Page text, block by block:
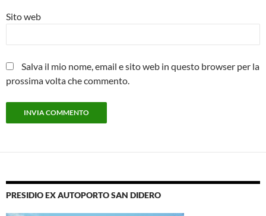
Sito web
Salva il mio nome, email e sito web in questo browser per la
prossima volta che commento.
PRESIDIO EX AUTOPORTO SAN DIDERO